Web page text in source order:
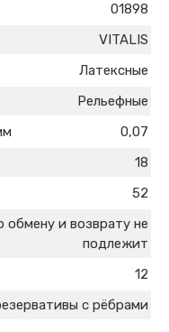
01898
VITALIS
Латексные
Рельефные
0,07
18
52
обмену и возврату не
подлежит
12
с рёбрами